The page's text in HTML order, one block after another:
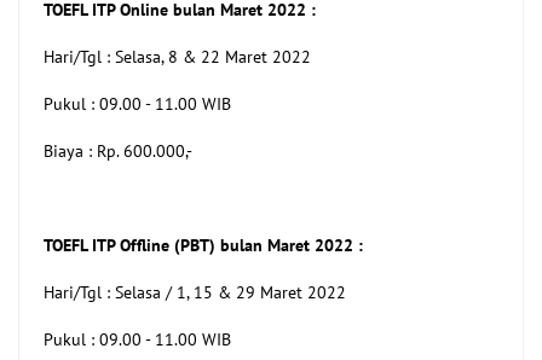
TOEFL ITP Online bulan Maret 2022 :
Hari/Tgl : Selasa, 8 & 22 Maret 2022
Pukul : 09.00 - 11.00 WIB
Biaya : Rp. 600.000,-
TOEFL ITP Offline (PBT) bulan Maret 2022 :
Hari/Tgl : Selasa / 1, 15 & 29 Maret 2022
Pukul : 09.00 - 11.00 WIB